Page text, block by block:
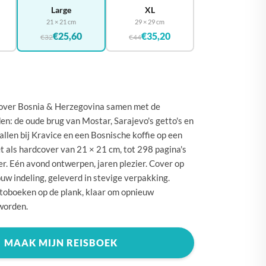
DENEMARKEN
FINLAND
FRANKRIJK
GRIEKENLAND
HONGARIJE
IERLAND
KROATIË
LETLAND
Large
21 × 21 cm
€32€25,60
XL
29 × 29 cm
€44€35,20
Bosnia & Herzegovina samen met de
de oude brug van Mostar, Sarajevo's getto's en
bij Kravice en een Bosnische koffie op een
als hardcover van 21 × 21 cm, tot 298 pagina's
Eén avond ontwerpen, jaren plezier. Cover op
indeling, geleverd in stevige verpakking.
op de plank, klaar om opnieuw
MAAK MIJN REISBOEK